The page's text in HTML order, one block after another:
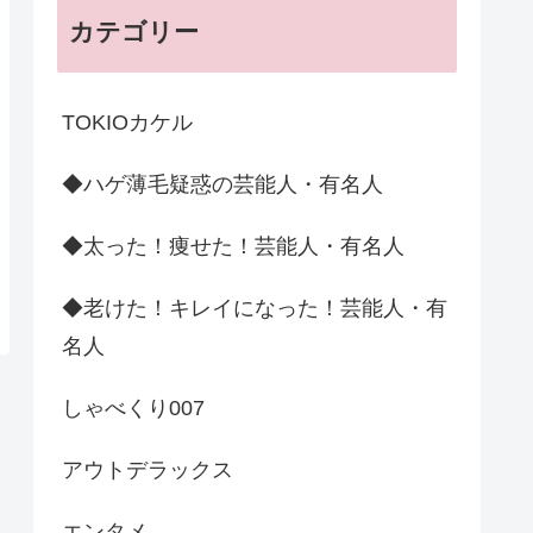
カテゴリー
TOKIOカケル
◆ハゲ薄毛疑惑の芸能人・有名人
◆太った！痩せた！芸能人・有名人
◆老けた！キレイになった！芸能人・有
名人
しゃべくり007
アウトデラックス